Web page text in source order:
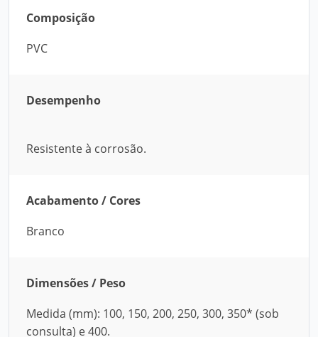
Composição
PVC
Desempenho
Resistente à corrosão.
Acabamento / Cores
Branco
Dimensões / Peso
Medida (mm): 100, 150, 200, 250, 300, 350* (sob
consulta) e 400.